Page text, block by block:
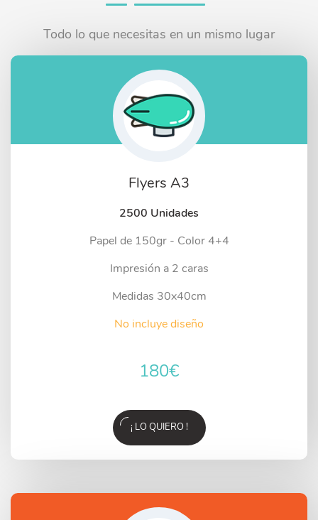
Todo lo que necesitas en un mismo lugar
Flyers A3
2500 Unidades
Papel de 150gr - Color 4+4
Impresión a 2 caras
Medidas 30x40cm
No incluye diseño
180€
¡ LO QUIERO !